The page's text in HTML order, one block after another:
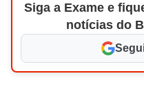
Siga a Exame e
notícias do